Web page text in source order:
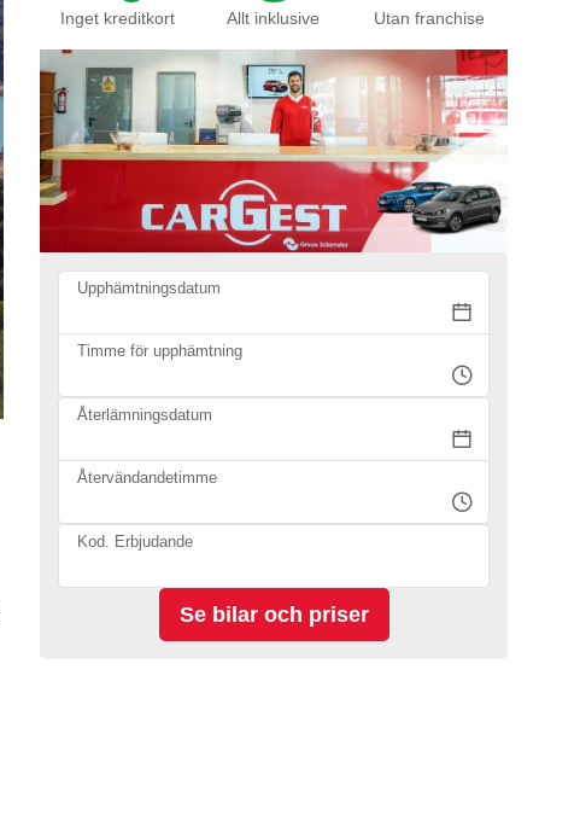
Inget kreditkort Allt inklusive Utan franchise
Upphämtningsdatum
Timme för upphämtning
Återlämningsdatum
Återvändandetimme
Kod. Erbjudande